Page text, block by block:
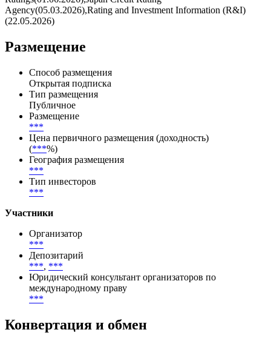
Agency(05.03.2026),Rating and Investment Information (R&I)
(22.05.2026)
Размещение
Способ размещения
Открытая подписка
Тип размещения
Публичное
Размещение
***
Цена первичного размещения (доходность)
(***%)
География размещения
***
Тип инвесторов
***
Участники
Организатор
***
Депозитарий
***, ***
Юридический консультант организаторов по
международному праву
***
Конвертация и обмен